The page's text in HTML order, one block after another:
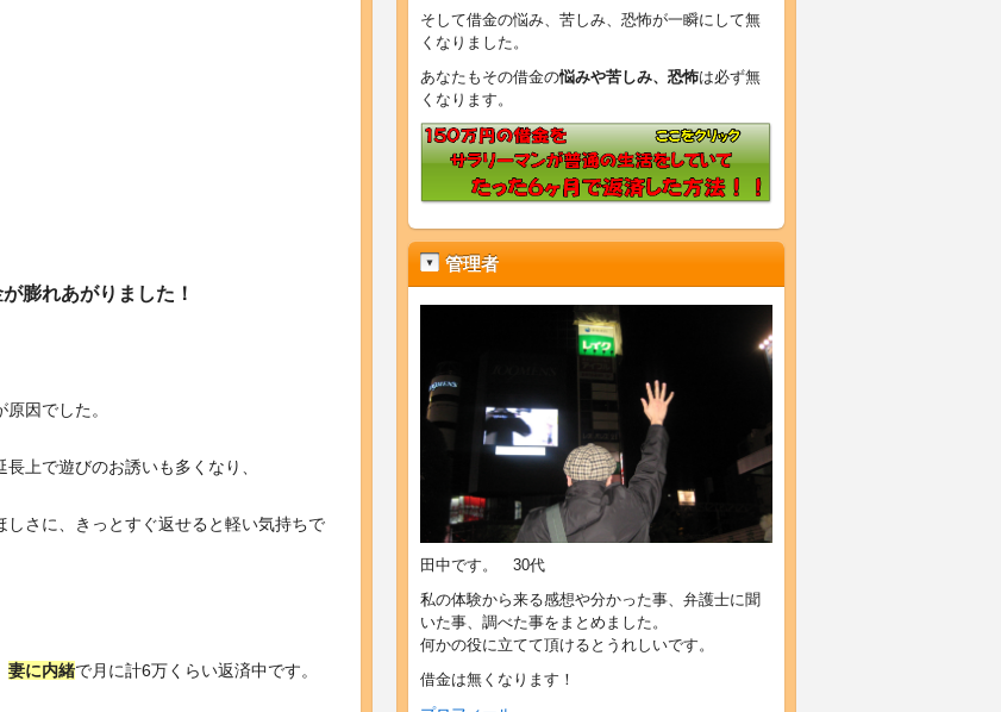
膨れあがりました！
因でした。
上で遊びのお誘いも多くなり、
さに、きっとすぐ返せると軽い気持ちで
妻に内緒で月に計6万くらい返済中です。
そして借金の悩み、苦しみ、恐怖が一瞬にして無
くなりました。
あなたもその借金の悩みや苦しみ、恐怖は必ず無
くなります。
管理者
田中です。 30代
私の体験から来る感想や分かった事、弁護士に聞
いた事、調べた事をまとめました。
何かの役に立てて頂けるとうれしいです。
借金は無くなります！